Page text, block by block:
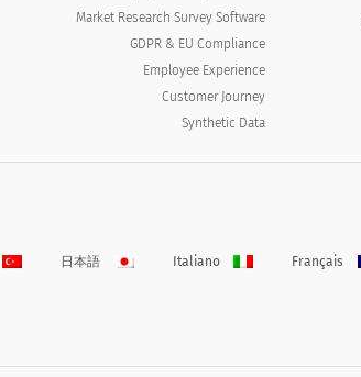
Market Research Survey Software
GDPR & EU Compliance
Employee Experience
Customer Journey
Synthetic Data
Français
Italiano
日本語